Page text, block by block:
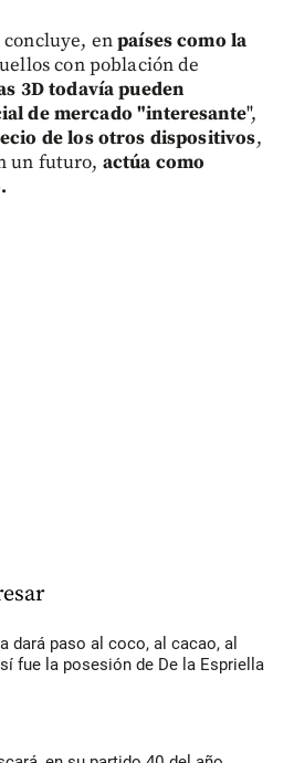
concluye, enpaíses como la
con población de
3D todavía pueden
de mercado "interesante",
de los otros dispositivos,
un futuro, actúa como
dará paso al coco, al cacao, al
fue la posesión de De la Espriella